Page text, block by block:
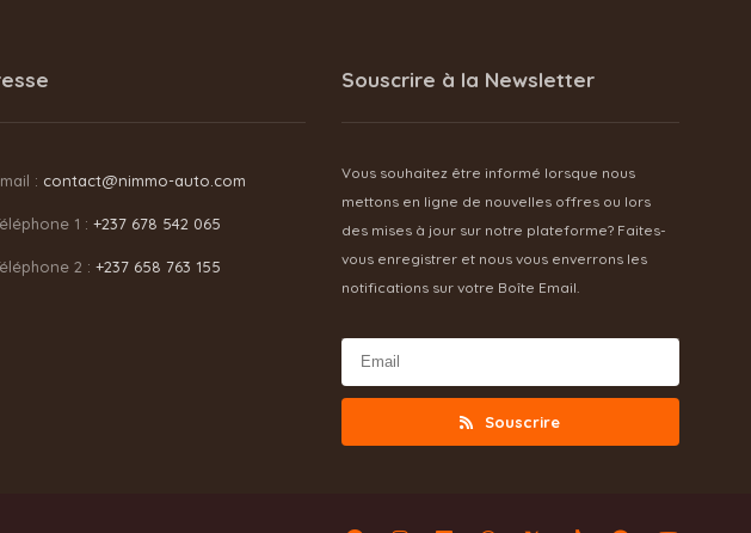
: contact@nimmo-auto.com
1 : +237 678 542 065
2 : +237 658 763 155
Souscrire à la Newsletter
Vous souhaitez être informé lorsque nous
mettons en ligne de nouvelles offres ou lors
des mises à jour sur notre plateforme? Faites-
vous enregistrer et nous vous enverrons les
notifications sur votre Boîte Email.
Souscrire